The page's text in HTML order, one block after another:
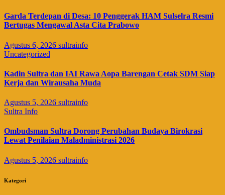
Garda Terdepan di Desa: 10 Penggerak HAM Sulselra Resmi
Bertugas Mengawal Asta Cita Prabowo
Agustus 6, 2026 sultrainfo
Uncategorized
Kadin Sultra dan IAI Rawa Aopa Barengan Cetak SDM Siap
Kerja dan Wirausaha Muda
Agustus 5, 2026 sultrainfo
Sultra Info
Ombudsman Sultra Dorong Perubahan Budaya Birokrasi
Lewat Penilaian Maladministrasi 2026
Agustus 5, 2026 sultrainfo
Kategori